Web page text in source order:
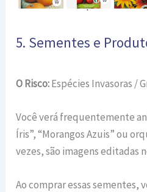
5. Sementes e
O Risco:Espécies Invasoras /
Você verá frequentemente
Íris”, “Morangos Azuis” ou
vezes, são imagens editadas
Ao comprar essas sementes,